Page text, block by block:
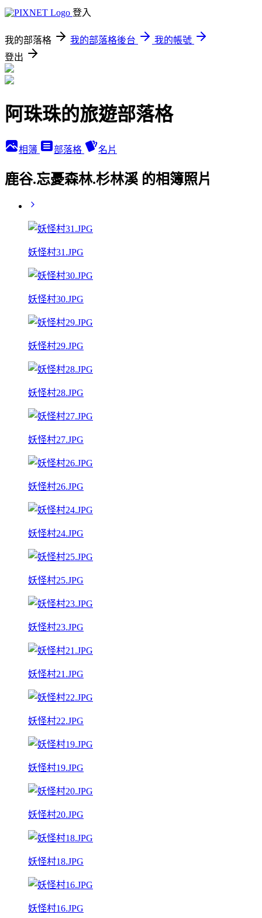
登入
我的部落格 我的部落格後台
我的帳號
登出
阿珠珠的旅遊部落格
相簿 部落格 名片
鹿谷.忘憂森林.杉林溪 的相簿照片
妖怪村31.JPG
妖怪村30.JPG
妖怪村29.JPG
妖怪村28.JPG
妖怪村27.JPG
妖怪村26.JPG
妖怪村24.JPG
妖怪村25.JPG
妖怪村23.JPG
妖怪村21.JPG
妖怪村22.JPG
妖怪村19.JPG
妖怪村20.JPG
妖怪村18.JPG
妖怪村16.JPG